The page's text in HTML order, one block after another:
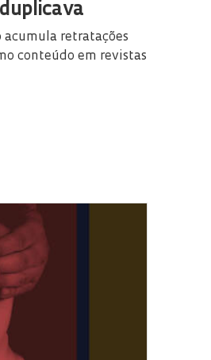
retratações
conteúdo em revistas